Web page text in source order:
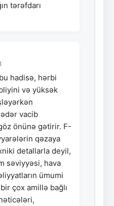
tərəfdarı
hadisə, hərbi
və yüksək
vacib
önünə gətirir. F-
qəzaya
detallarla deyil,
səviyyəsi, hava
ümumi
çox amillə bağlı